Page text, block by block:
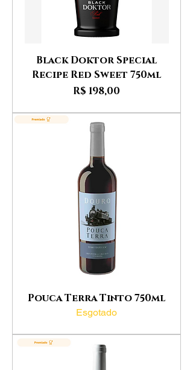
Black Doktor Special
Recipe Red Sweet 750ml
Preço
R$ 198,00
Pouca Terra Tinto 750ml
Esgotado